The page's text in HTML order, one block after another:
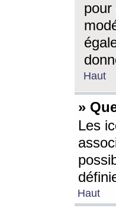
pour
Haut
»
Les
Haut